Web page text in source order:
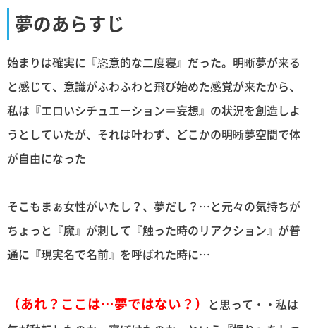
夢のあらすじ
始まりは確実に『恣意的な二度寝』だった。明晰夢が来る
と感じて、意識がふわふわと飛び始めた感覚が来たから、
私は『エロいシチュエーション＝妄想』の状況を創造しよ
うとしていたが、それは叶わず、どこかの明晰夢空間で体
が自由になった
そこもまぁ女性がいたし？、夢だし？…と元々の気持ちが
ちょっと『魔』が刺して『触った時のリアクション』が普
通に『現実名で名前』を呼ばれた時に…
（あれ？ここは…夢ではない？） と思って・・私は